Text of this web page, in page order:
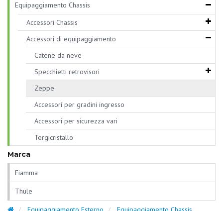
Equipaggiamento Chassis
Accessori Chassis
Accessori di equipaggiamento
Catene da neve
Specchietti retrovisori
Zeppe
Accessori per gradini ingresso
Accessori per sicurezza vari
Tergicristallo
Marca
Fiamma
Thule